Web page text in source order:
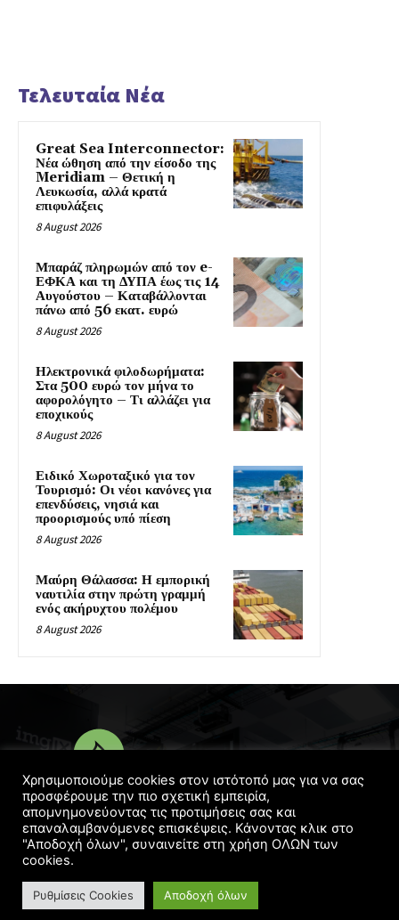
Τελευταία Νέα
Great Sea Interconnector:
Νέα ώθηση από την είσοδο της
Meridiam – Θετική η
Λευκωσία, αλλά κρατά
επιφυλάξεις
8 August 2026
Μπαράζ πληρωμών από τον e-
ΕΦΚΑ και τη ΔΥΠΑ έως τις 14
Αυγούστου – Καταβάλλονται
πάνω από 56 εκατ. ευρώ
8 August 2026
Ηλεκτρονικά φιλοδωρήματα:
Στα 500 ευρώ τον μήνα το
αφορολόγητο – Τι αλλάζει για
εποχικούς
8 August 2026
Ειδικό Χωροταξικό για τον
Τουρισμό: Οι νέοι κανόνες για
επενδύσεις, νησιά και
προορισμούς υπό πίεση
8 August 2026
Μαύρη Θάλασσα: Η εμπορική
ναυτιλία στην πρώτη γραμμή
ενός ακήρυχτου πολέμου
8 August 2026
© Copyright 2016 - 2022 | DesignedGeorgelaskos.com
Χρησιμοποιούμε cookies στον ιστότοπό μας για να σας
προσφέρουμε την πιο σχετική εμπειρία,
απομνημονεύοντας τις προτιμήσεις σας και
επαναλαμβανόμενες επισκέψεις. Κάνοντας κλικ στο
"Αποδοχή όλων", συναινείτε στη χρήση ΟΛΩΝ των
cookies.
Ρυθμίσεις Cookies Αποδοχή όλων